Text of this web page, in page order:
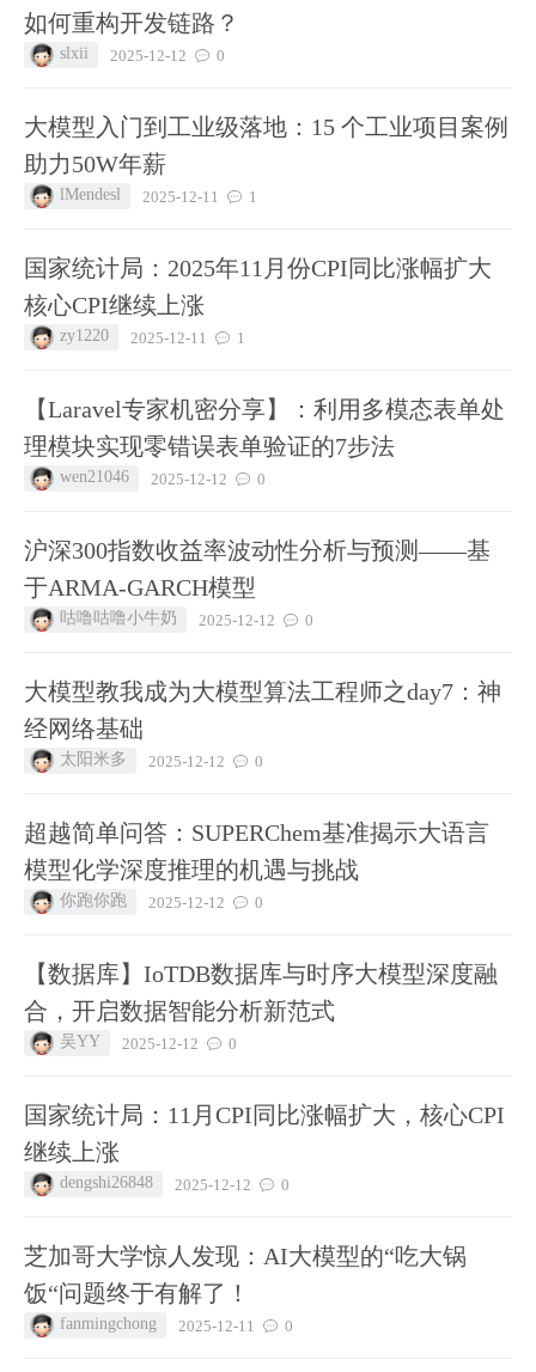
如何重构开发链路？
slxii 2025-12-12 0
大模型入门到工业级落地：15 个工业项目案例
助力50W年薪
lMendesl 2025-12-11 1
国家统计局：2025年11月份CPI同比涨幅扩大
核心CPI继续上涨
zy1220 2025-12-11 1
【Laravel专家机密分享】：利用多模态表单处
理模块实现零错误表单验证的7步法
wen21046 2025-12-12 0
沪深300指数收益率波动性分析与预测——基
于ARMA-GARCH模型
咕噜咕噜小牛奶 2025-12-12 0
大模型教我成为大模型算法工程师之day7：神
经网络基础
太阳米多 2025-12-12 0
超越简单问答：SUPERChem基准揭示大语言
模型化学深度推理的机遇与挑战
你跑你跑 2025-12-12 0
【数据库】IoTDB数据库与时序大模型深度融
合，开启数据智能分析新范式
吴YY 2025-12-12 0
国家统计局：11月CPI同比涨幅扩大，核心CPI
继续上涨
dengshi26848 2025-12-12 0
芝加哥大学惊人发现：AI大模型的“吃大锅
饭“问题终于有解了！
fanmingchong 2025-12-11 0